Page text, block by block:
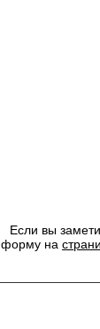
Если вы
форму на